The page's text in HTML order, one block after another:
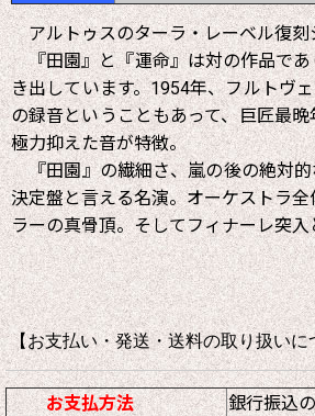
アルトゥスのターラ・レーベル復刻
『田園』と『運命』は対の作品であ
き出しています。1954年、フルトヴ
の録音ということもあって、巨匠最
極力抑えた音が特徴。
『田園』の繊細さ、嵐の後の絶対的
決定盤と言える名演。オーケストラ
ラーの真骨頂。そしてフィナーレ突
【お支払い・発送・送料の
お支払方法 銀行振込